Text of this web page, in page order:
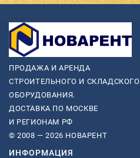
ПРОДАЖА И АРЕНДА
СТРОИТЕЛЬНОГО И СКЛАДСКОГО
ОБОРУДОВАНИЯ.
ДОСТАВКА ПО МОСКВЕ
И РЕГИОНАМ РФ
© 2008 — 2026 НОВАРЕНТ
ИНФОРМАЦИЯ